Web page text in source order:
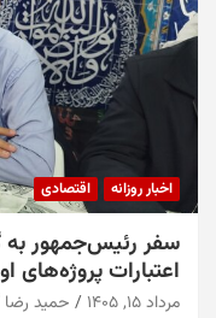
اخبار روزانه اقتصادی
سفر رئیس‌جمهور
اعتبارات پروژه‌های
مرداد ۱۵, ۱۴۰۵ حمید رضا